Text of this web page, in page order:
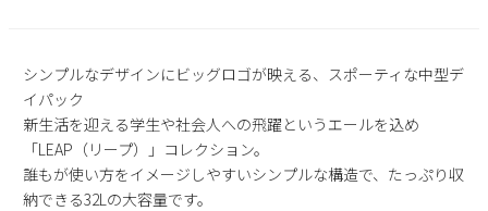
2026 年9月
日 月 火 水 木 金
土
1
2
6
7 11
12
シンプルなデザインにビッグロゴが映える、スポーティな中型デ
イパック
新生活を迎える学生や社会人への飛躍というエールを込め
「LEAP（リープ）」コレクション。
誰もが使い方をイメージしやすいシンプルな構造で、たっぷり収
納できる32Lの大容量です。